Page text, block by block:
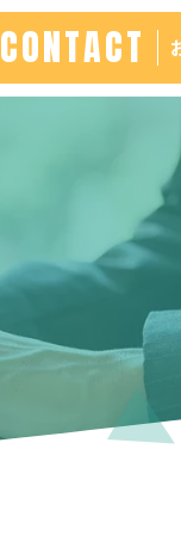
CONTACT